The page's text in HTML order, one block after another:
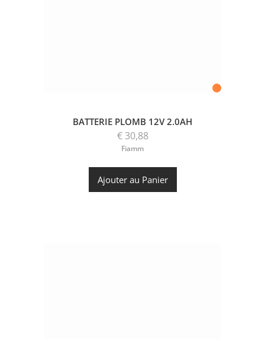
BATTERIE PLOMB 12V 2.0AH
€ 30,88
Fiamm
Ajouter au Panier